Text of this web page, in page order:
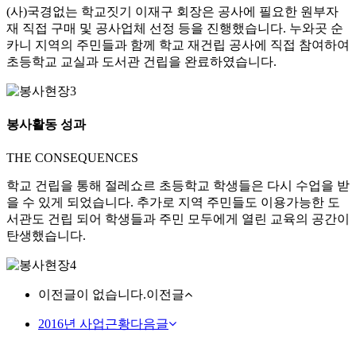
(사)국경없는 학교짓기 이재구 회장은 공사에 필요한 원부자
재 직접 구매 및 공사업체 선정 등을 진행했습니다. 누와곳 순
카니 지역의 주민들과 함께 학교 재건립 공사에 직접 참여하여
초등학교 교실과 도서관 건립을 완료하였습니다.
봉사활동 성과
THE CONSEQUENCES
학교 건립을 통해 절레쇼르 초등학교 학생들은 다시 수업을 받
을 수 있게 되었습니다. 추가로 지역 주민들도 이용가능한 도
서관도 건립 되어 학생들과 주민 모두에게 열린 교육의 공간이
탄생했습니다.
이전글이 없습니다.이전글
2016년 사업근황다음글